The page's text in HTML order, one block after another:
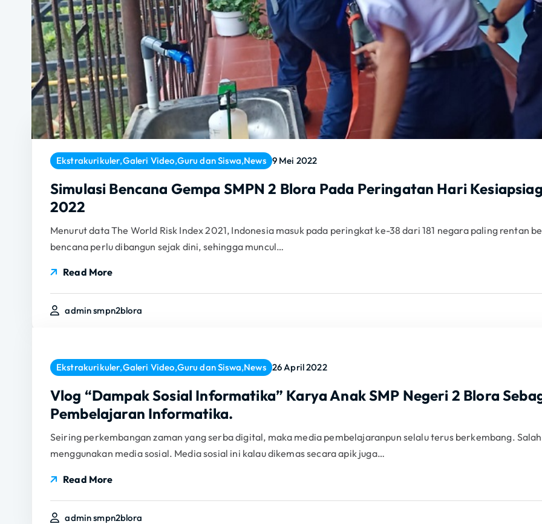
Ekstrakurikuler,Galeri Video,Guru dan Siswa,News 9 Mei 2022
Simulasi Bencana Gempa SMPN 2 Blora Pada Peringatan Hari
2022
Menurut data The World Risk Index 2021, Indonesia masuk pada peringkat ke-38 dari 181 negara paling rentan
bencana perlu dibangun sejak dini, sehingga muncul…
Read More
admin smpn2blora
Ekstrakurikuler,Galeri Video,Guru dan Siswa,News 26 April 2022
Vlog “Dampak Sosial Informatika” Karya Anak SMP Negeri 2 Blora
Pembelajaran Informatika.
Seiring perkembangan zaman yang serba digital, maka media pembelajaranpun selalu terus berkembang.
menggunakan media sosial. Media sosial ini kalau dikemas secara apik juga…
Read More
admin smpn2blora